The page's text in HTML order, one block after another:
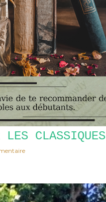
LES CLASSIQUES